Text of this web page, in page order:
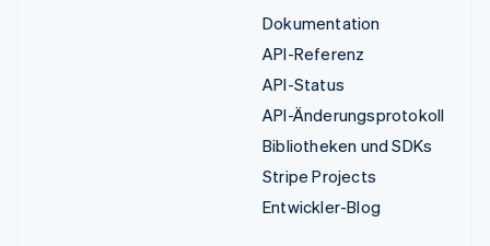
Dokumentation
API-Referenz
API-Status
API-Änderungsprotokoll
Bibliotheken und SDKs
Stripe Projects
Entwickler-Blog